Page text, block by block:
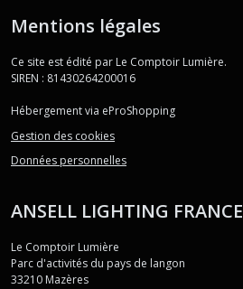
Mentions légales
Ce site est édité par Le Comptoir Lumière.
SIREN : 81430264200016
Hébergement via eProShopping
Gestion des cookies
Données personnelles
ANSELL LIGHTING FRANCE
Le Comptoir Lumière
Parc d'activités du pays de langon
33210 Mazères